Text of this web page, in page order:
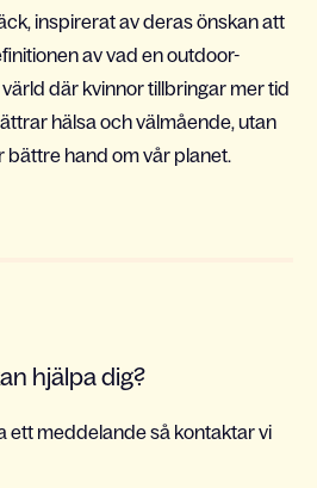
inspirerat av deras önskan att
av vad en outdoor-
där kvinnor tillbringar mer tid
hälsa och välmående, utan
bättre hand om vår planet.
hjälpa dig?
ett meddelande så kontaktar vi